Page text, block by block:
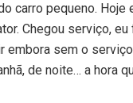
carro pequeno. Hoje
Chegou serviço, eu
embora sem o
de noite… a hora